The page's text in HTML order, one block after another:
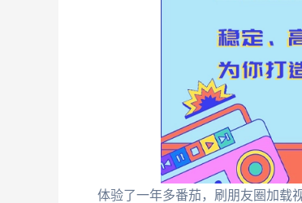
体验了一年多番茄，刷朋友圈加载